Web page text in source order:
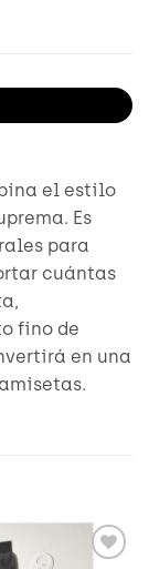
el estilo
Es
para
cuántas
fino de
en una